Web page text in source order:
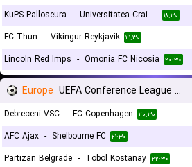
KuPS Palloseura - Universitatea Craiova ۱۸:۳۰
FC Thun - Vikingur Reykjavik ۲۱:۳۰
Lincoln Red Imps - Omonia FC Nicosia ۲۰:۳۰
Europe UEFA Conference League Qualification
Debreceni VSC - FC Copenhagen ۲۰:۳۰
AFC Ajax - Shelbourne FC ۲۱:۳۰
Partizan Belgrade - Tobol Kostanay ۲۲:۳۰